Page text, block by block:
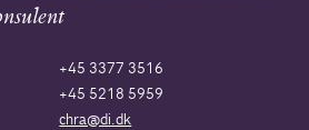
+45 3377 3516
+45 5218 5959
chra@di.dk